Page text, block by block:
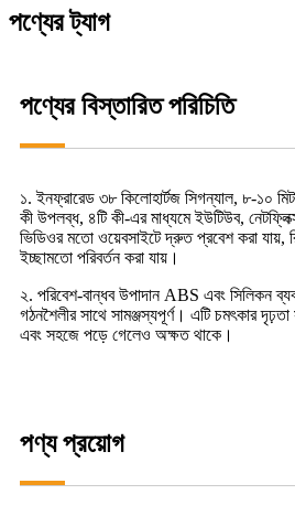
পণ্যের ট্যাগ
পণ্যের বিস্তারিত পরিচিতি
১. ইনফ্রারেড ৩৮ কিলোহার্টজ সিগন্যাল, ৮-১০
কী উপলব্ধ, ৪টি কী-এর মাধ্যমে ইউটিউব,
ভিডিওর মতো ওয়েবসাইটে দ্রুত প্রবেশ করা যায়,
ইচ্ছামতো পরিবর্তন করা যায়।
২. পরিবেশ-বান্ধব উপাদান ABS এবং সিলিকন
গঠনশৈলীর সাথে সামঞ্জস্যপূর্ণ। এটি চমৎকার
এবং সহজে পড়ে গেলেও অক্ষত থাকে।
পণ্য প্রয়োগ